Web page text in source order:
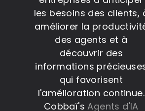
les besoins des clients,
améliorer la
des agents et à
découvrir des
informations
qui favorisent
l'amélioration continue.
Cobbaï'sAgents d'IA